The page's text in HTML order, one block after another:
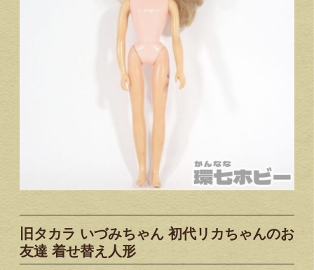
旧タカラ いづみちゃん 初代リカちゃんのお
友達 着せ替え人形